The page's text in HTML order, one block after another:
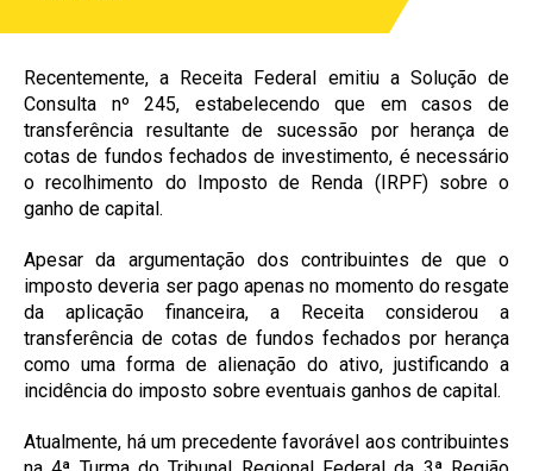
Recentemente, a Receita Federal emitiu a Solução de
Consulta nº 245, estabelecendo que em casos de
transferência resultante de sucessão por herança de
cotas de fundos fechados de investimento, é necessário
o recolhimento do Imposto de Renda (IRPF) sobre o
ganho de capital.
Apesar da argumentação dos contribuintes de que o
imposto deveria ser pago apenas no momento do resgate
da aplicação financeira, a Receita considerou a
transferência de cotas de fundos fechados por herança
como uma forma de alienação do ativo, justificando a
incidência do imposto sobre eventuais ganhos de capital.
Atualmente, há um precedente favorável aos contribuintes